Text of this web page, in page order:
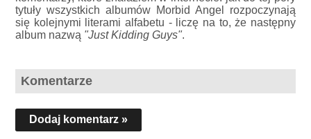
tytuły wszystkich albumów Morbid Angel rozpoczynają
się kolejnymi literami alfabetu - liczę na to, że następny
album nazwą "Just Kidding Guys".
Komentarze
Dodaj komentarz »